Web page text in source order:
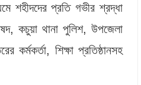
শহীদদের প্রতি গভীর শ্রদ্ধা
কচুয়া থানা পুলিশ, উপজেলা
কর্মকর্তা, শিক্ষা প্রতিষ্ঠানসহ